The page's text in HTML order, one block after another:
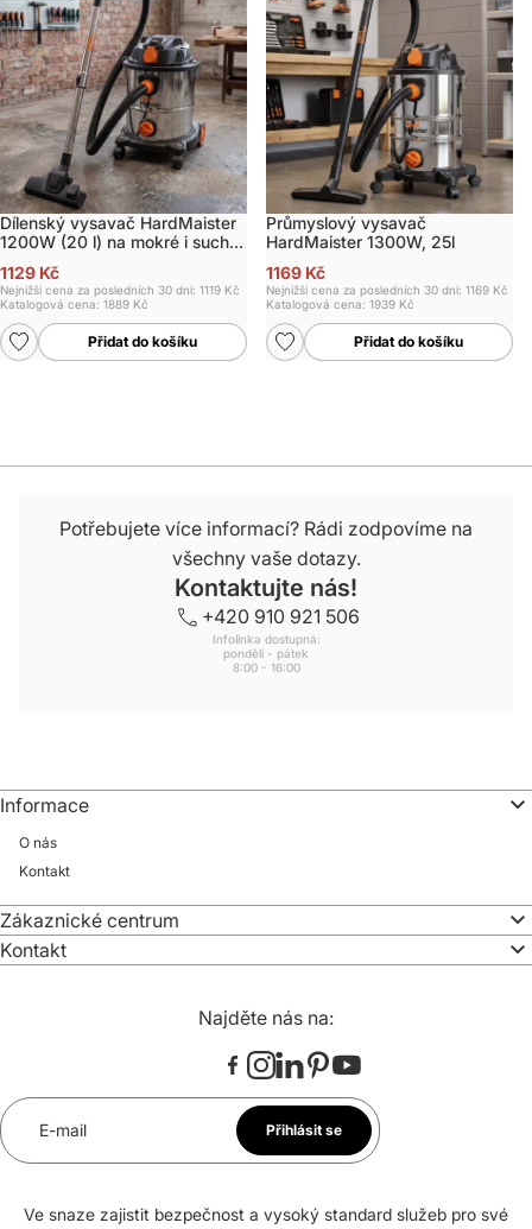
Dílenský vysavač HardMaister
1200W (20 l) na mokré i suché
1129 Kč
Nejnižší cena za posledních 30 dní: 1119 Kč
Katalogová cena: 1889 Kč
Přidat do košíku
Průmyslový vysavač
HardMaister 1300W, 25l
1169 Kč
Nejnižší cena za posledních 30 dní: 1169 Kč
Katalogová cena: 1939 Kč
Přidat do košíku
Potřebujete více informací? Rádi zodpovíme na
všechny vaše dotazy.
Kontaktujte nás!
+420 910 921 506
Infolinka dostupná:
pondělí - pátek
8:00 - 16:00
Informace
O nás
Kontakt
Zákaznické centrum
Kontakt
Najděte nás na:
E-mail Přihlásit se
mailovou adresu. Svůj souhlas mohu kdykoli odvolat.
Ve snaze zajistit bezpečnost a vysoký standard služeb pro své